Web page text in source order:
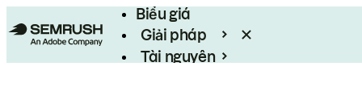
Biểu giá
Giải pháp
Tài nguyên